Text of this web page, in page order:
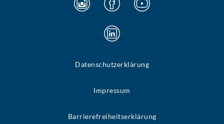
Datenschutzerklärung
Impressum
Barrierefreiheitserklärung